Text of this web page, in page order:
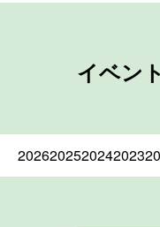
イベン
2026202520242023